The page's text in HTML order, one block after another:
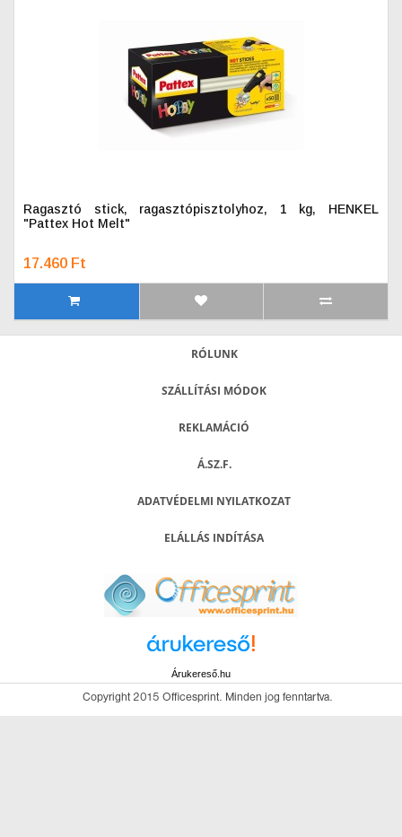
Ragasztó stick, ragasztópisztolyhoz, 1 kg, HENKEL
"Pattex Hot Melt"
17.460 Ft
RÓLUNK
SZÁLLÍTÁSI MÓDOK
REKLAMÁCIÓ
Á.SZ.F.
ADATVÉDELMI NYILATKOZAT
ELÁLLÁS INDÍTÁSA
Árukereső.hu
Copyright 2015 Officesprint. Minden jog fenntartva.